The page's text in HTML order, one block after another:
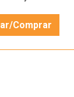
Comprar